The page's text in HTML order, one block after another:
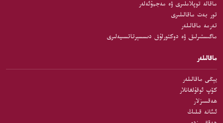
ماقالە توپلاملىرى ۋە مەجمۇئەلەر
تور بەت ماقالىلىرى
تەرمە ماقالىلەر
ماگىستىرلىق ۋە دوكتورلۇق دىسسېرتاتسىيەلىرى
ماقالىلەر
يېڭى ماقالىلەر
كۆپ ئوقۇلغانلار
ھەقسىزلار
ئىئانە قىلىڭ